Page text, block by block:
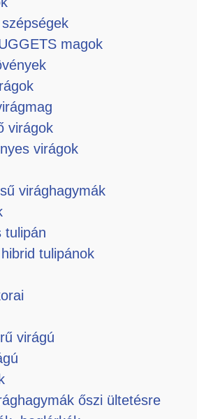
magok
virágok
virágok
virághagymák
tulipán
tulipánok
virágú
őszi ültetésre